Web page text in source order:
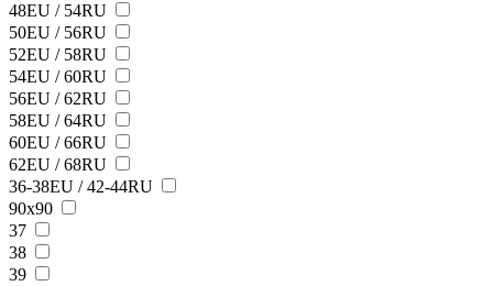
48EU / 54RU
50EU / 56RU
52EU / 58RU
54EU / 60RU
56EU / 62RU
58EU / 64RU
60EU / 66RU
62EU / 68RU
36-38EU / 42-44RU
90х90
37
38
39